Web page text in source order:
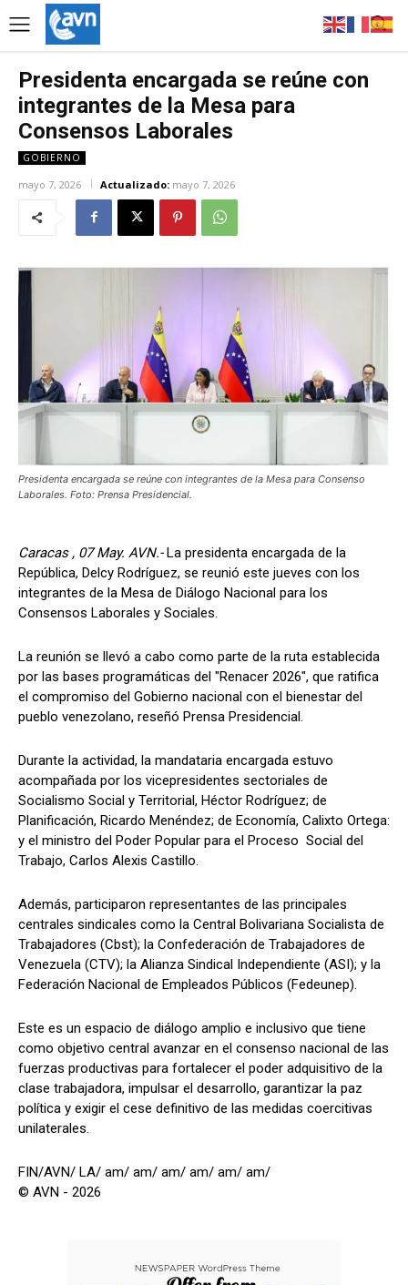
Presidenta encargada se reúne con
integrantes de la Mesa para
Consensos Laborales
GOBIERNO
mayo 7, 2026 Actualizado: mayo 7, 2026
Presidenta encargada se reúne con integrantes de la Mesa para Consenso
Laborales. Foto: Prensa Presidencial.
Caracas , 07 May. AVN.-La presidenta encargada de la
República, Delcy Rodríguez, se reunió este jueves con los
integrantes de la Mesa de Diálogo Nacional para los
Consensos Laborales y Sociales.
La reunión se llevó a cabo como parte de la ruta establecida
por las bases programáticas del "Renacer 2026", que ratifica
el compromiso del Gobierno nacional con el bienestar del
pueblo venezolano, reseñó Prensa Presidencial.
Durante la actividad, la mandataria encargada estuvo
acompañada por los vicepresidentes sectoriales de
Socialismo Social y Territorial, Héctor Rodríguez; de
Planificación, Ricardo Menéndez; de Economía, Calixto Ortega:
y el ministro del Poder Popular para el Proceso Social del
Trabajo, Carlos Alexis Castillo.
Además, participaron representantes de las principales
centrales sindicales como la Central Bolivariana Socialista de
Trabajadores (Cbst); la Confederación de Trabajadores de
Venezuela (CTV); la Alianza Sindical Independiente (ASI); y la
Federación Nacional de Empleados Públicos (Fedeunep).
Este es un espacio de diálogo amplio e inclusivo que tiene
como objetivo central avanzar en el consenso nacional de las
fuerzas productivas para fortalecer el poder adquisitivo de la
clase trabajadora, impulsar el desarrollo, garantizar la paz
política y exigir el cese definitivo de las medidas coercitivas
unilaterales.
FIN/AVN/ LA/ am/ am/ am/ am/ am/ am/
© AVN - 2026